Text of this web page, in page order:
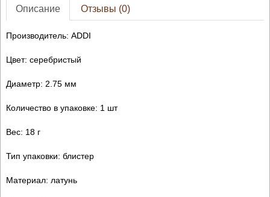
Описание Отзывы (0)
Производитель: ADDI
Цвет: серебристый
Диаметр: 2.75 мм
Количество в упаковке: 1 шт
Вес: 18 г
Тип упаковки: блистер
Материал: латунь